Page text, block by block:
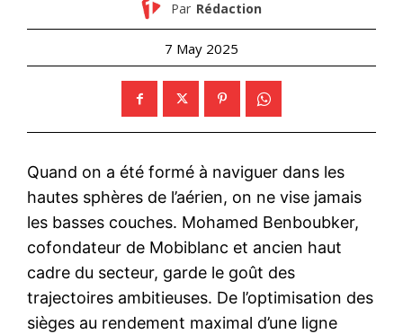
Par Rédaction
7 May 2025
Quand on a été formé à naviguer dans les
hautes sphères de l’aérien, on ne vise jamais
les basses couches. Mohamed Benboubker,
cofondateur de Mobiblanc et ancien haut
cadre du secteur, garde le goût des
trajectoires ambitieuses. De l’optimisation des
sièges au rendement maximal d’une ligne